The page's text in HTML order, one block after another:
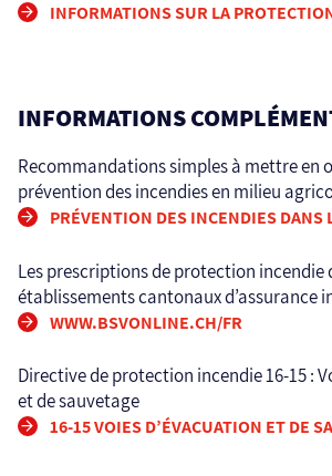
INFORMATIONS SUR LA
INFORMATIONS
Recommandations simples à mettre en
prévention des incendies en milieu
PRÉVENTION DES INCENDIES DANS
Les prescriptions de protection incendie
établissements cantonaux d’assurance
WWW.BSVONLINE.CH/FR
Directive de protection incendie 16-15 :
et de sauvetage
16-15 VOIES D’ÉVACUATION ET DE